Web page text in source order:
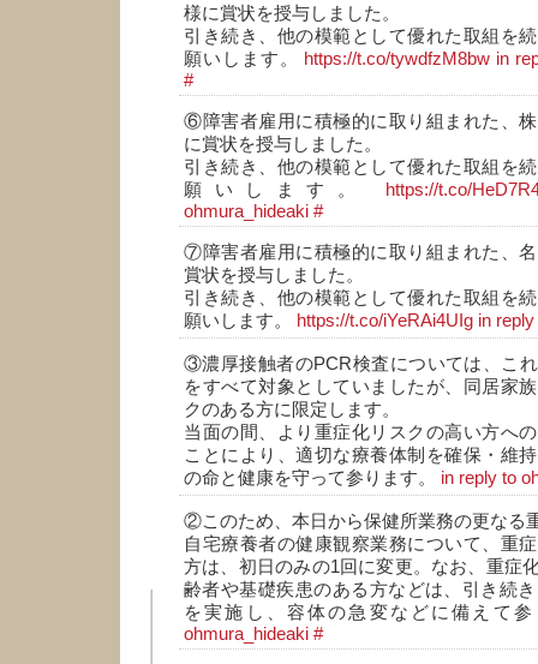
様に賞状を授与しました。
引き続き、他の模範として優れた取組を
願いします。
https://t.co/tywdfzM8bw in
#
⑥障害者雇用に積極的に取り組まれた、
に賞状を授与しました。
引き続き、他の模範として優れた取組を
願いします。
https://t.co/
ohmura_hideaki #
⑦障害者雇用に積極的に取り組まれた、
賞状を授与しました。
引き続き、他の模範として優れた取組を
願いします。
https://t.co/iYeRAi4UIg in
③濃厚接触者のPCR検査については、こ
をすべて対象としていましたが、同居家
クのある方に限定します。
当面の間、より重症化リスクの高い方へ
ことにより、適切な療養体制を確保・維
の命と健康を守って参ります。 in reply to
②このため、本日から保健所業務の更なる
自宅療養者の健康観察業務について、重
方は、初日のみの1回に変更。なお、重症
齢者や基礎疾患のある方などは、引き続
を実施し、容体の急変などに備えて
ohmura_hideaki #